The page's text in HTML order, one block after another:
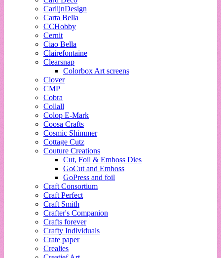
CarlijnDesign
Carta Bella
CCHobby
Cernit
Ciao Bella
Clairefontaine
Clearsnap
Colorbox Art screens
Clover
CMP
Cobra
Collall
Colop E-Mark
Coosa Crafts
Cosmic Shimmer
Cottage Cutz
Couture Creations
Cut, Foil & Emboss Dies
GoCut and Emboss
GoPress and foil
Craft Consortium
Craft Perfect
Craft Smith
Crafter's Companion
Crafts forever
Crafty Individuals
Crate paper
Crealies